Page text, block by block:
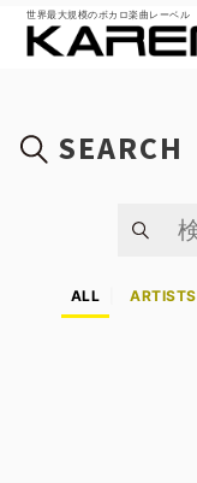
世界最大規模のボカロ楽曲レーベル
SEARCH
ALL ARTISTS